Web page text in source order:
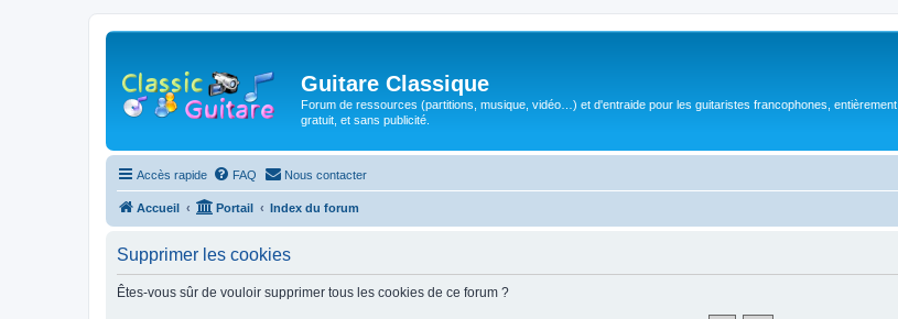
Guitare Classique
Forum de ressources (partitions, musique, vidéo…) et d'entraide pour les guitaristes francophones, entièrement
gratuit, et sans publicité.
Accès rapide FAQ Nous contacter
Accueil Portail Index du forum
Supprimer les cookies
Êtes-vous sûr de vouloir supprimer tous les cookies de ce forum ?